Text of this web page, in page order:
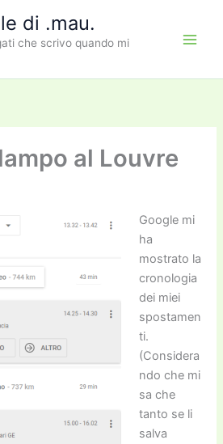
di .mau.
che scrivo quando mi
al Louvre
Google mi
ha
mostrato la
cronologia
dei miei
spostamen
ti.
(Considera
ndo che mi
sa che
tanto se li
salva